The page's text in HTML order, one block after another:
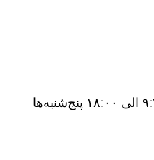
شنبه تا چهارشنبه از ساعت ۹:۳۰ الی ۱۸:۰۰ پنج‌شنبه‌ها